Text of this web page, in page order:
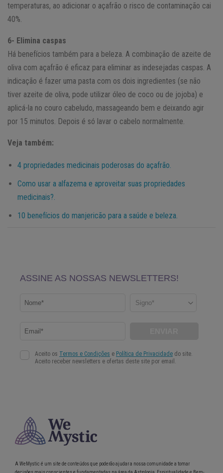
temperaturas, ao adicionar o açafrão o risco de contaminação cai
40%.
6- Elimina caspas
Há benefícios também para a beleza. A combinação de azeite de
oliva com açafrão é eficaz para eliminar as indesejadas caspas. A
indicação é fazer uma pasta com os dois ingredientes (se não
tiver azeite de oliva, pode utilizar óleo de coco ou de jojoba) e
aplicá-la no couro cabeludo, massageando bem e deixando agir
por 15 minutos. Depois é só lavar o cabelo normalmente.
Veja também:
4 propriedades medicinais poderosas do açafrão.
Como usar a alfazema e aproveitar suas propriedades
medicinais?.
10 benefícios do manjericão para a saúde e beleza.
A WeMystic é um site de conteúdos que poderão ajudar a nossa comunidade a tomar